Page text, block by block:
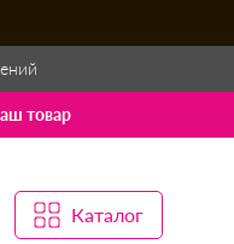
товар
Каталог